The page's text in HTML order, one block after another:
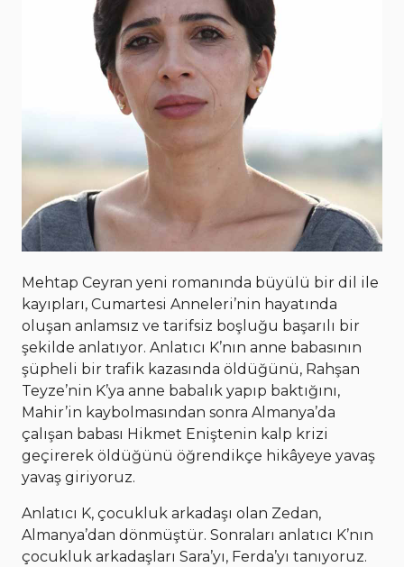
Mehtap Ceyran yeni romanında büyülü bir dil ile
kayıpları, Cumartesi Anneleri’nin hayatında
oluşan anlamsız ve tarifsiz boşluğu başarılı bir
şekilde anlatıyor. Anlatıcı K’nın anne babasının
şüpheli bir trafik kazasında öldüğünü, Rahşan
Teyze’nin K’ya anne babalık yapıp baktığını,
Mahir’in kaybolmasından sonra Almanya’da
çalışan babası Hikmet Eniştenin kalp krizi
geçirerek öldüğünü öğrendikçe hikâyeye yavaş
yavaş giriyoruz.
Anlatıcı K, çocukluk arkadaşı olan Zedan,
Almanya’dan dönmüştür. Sonraları anlatıcı K’nın
çocukluk arkadaşları Sara’yı, Ferda’yı tanıyoruz.